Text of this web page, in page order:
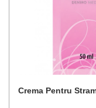
Crema Pentru